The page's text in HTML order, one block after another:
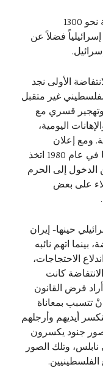
وقد قتل الإسرائيليون في تلك الانتفاضة نحو 1300
فلسطيني، فيما قتل الفلسطينيون 160 إسرائيلياً فضلاً عن
الأولى نجد
غير متقبل
من تشريد وتهجير قسري مع
اليومية،
ومع إعلان
الحكومة الإسرائيلية للقدس عاصمة لها في عام 1980 اتخذ
الدخول إلى الحرم
على بعض
حينها- إيران
بينما اتهم نائبه
الاحتجاجات،
كانت
فرض القانون
تتسبب بمعاناة
أيديهم وأرجلهم
جنود يكسرون
وتلك الصور